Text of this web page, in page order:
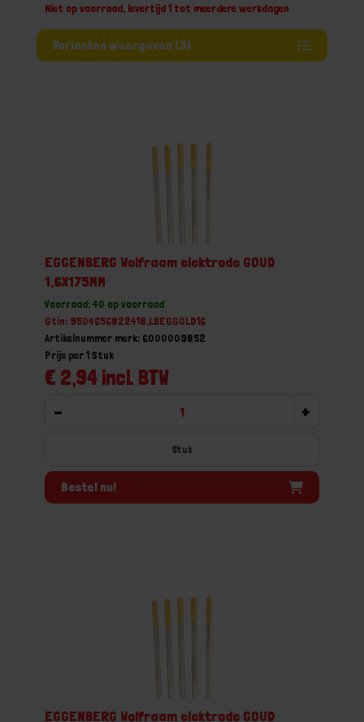
Niet op voorraad, levertijd 1 tot meerdere werkdagen
Varianten weergeven (3)
EGGENBERG Wolfraam elektrode GOUD
1,6X175MM
Voorraad: 40 op voorraad
Gtin: 9504656822418,LBEGGOLD16
Artikelnummer merk: 6000009852
€ 2,94 incl. BTW
Prijs per 1 Stuk
- +
Stuk
Bestel nu!
EGGENBERG Wolfraam elektrode GOUD